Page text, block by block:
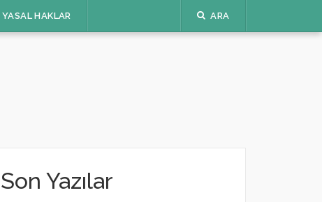
YASAL HAKLAR ARA
Son Yazılar